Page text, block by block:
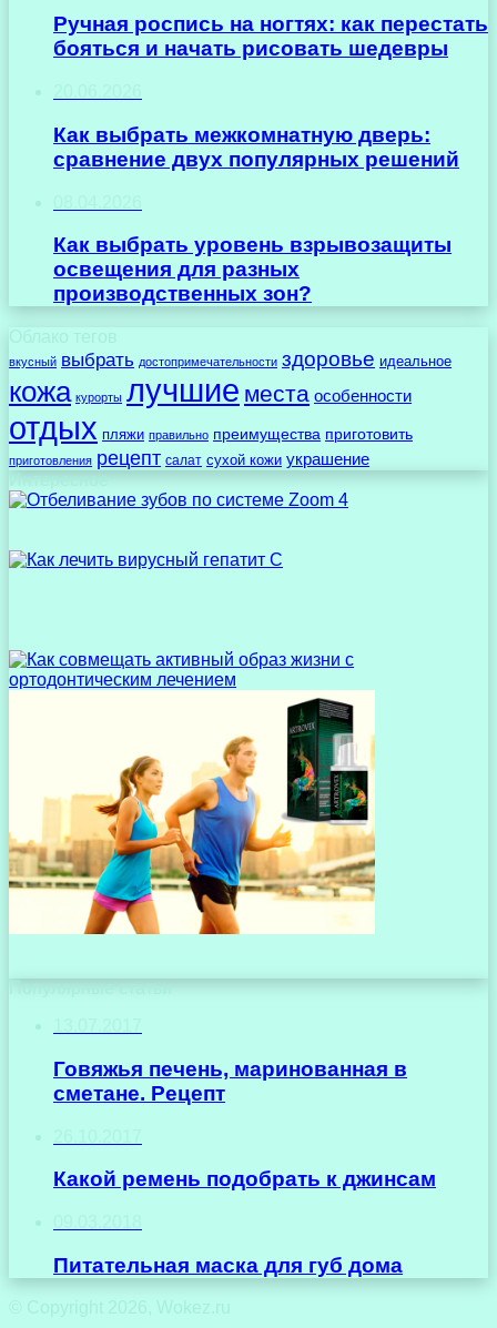
Ручная роспись на ногтях: как перестать
бояться и начать рисовать шедевры
Как выбрать межкомнатную дверь:
сравнение двух популярных решений
Как выбрать уровень взрывозащиты
освещения для разных
производственных зон?
Облако тегов
вкусный выбрать достопримечательности здоровье идеальное
кожа курорты лучшие места особенности
отдых пляжи правильно преимущества приготовить
приготовления рецепт салат сухой кожи украшение
Говяжья печень, маринованная в
сметане. Рецепт
Какой ремень подобрать к джинсам
Питательная маска для губ дома
© Copyright 2026, Wokez.ru